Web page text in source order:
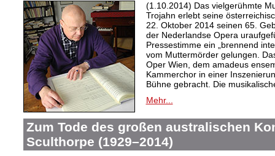
(1.10.2014) Das vielgerühmte
Trojahn erlebt seine
22. Oktober 2014 seinen 65.
der Nederlandse Opera
Pressestimme ein „brennend
vom Muttermörder gelungen.
Oper Wien, dem amadeus
Kammerchor in einer
Bühne gebracht. Die
Mehr...
Zum Tode des großen australischen
Sculthorpe (1929–2014)